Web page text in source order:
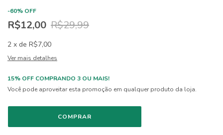
-60% OFF
R$12,00 R$29,99
2 x de R$7,00
Ver mais detalhes
15% OFF COMPRANDO 3 OU MAIS!
Você pode aproveitar esta promoção em qualquer produto da loja.